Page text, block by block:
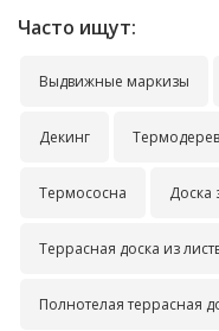
Часто ищут:
Выдвижные маркизы
Декинг
Термососна Доска
Террасная доска из
Полнотелая террасная